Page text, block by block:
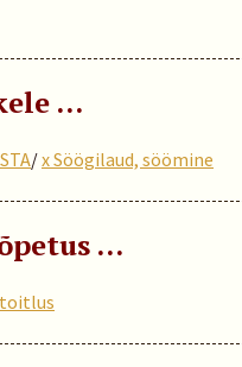
…
/x Söögilaud, söömine
…
toitlus